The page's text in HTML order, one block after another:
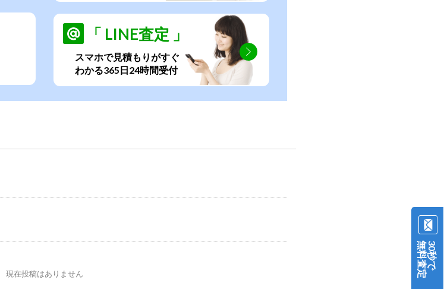
30秒で
無料査定
「 LINE査定 」
スマホで見積もりがすぐ
わかる365日24時間受付
現在投稿はありません